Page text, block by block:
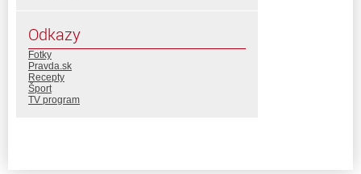
Odkazy
Fotky
Pravda.sk
Recepty
Šport
TV program